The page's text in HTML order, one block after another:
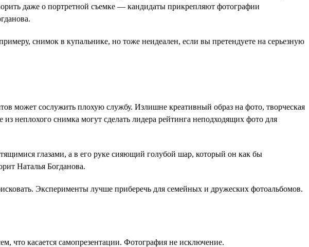
даже о портретной съемке — кандидаты прикрепляют фотографии
снимок в купальнике, но тоже неидеален, если вы претендуете на серьезную
может сослужить плохую службу. Излишне креативный образ на фото, творческая
неплохого снимка могут сделать лидера рейтинга неподходящих фото для
глазами, а в его руке сияющий голубой шар, который он как бы
Наталья Богданова.
Эксперименты лучше приберечь для семейных и дружеских фотоальбомов.
что касается самопрезентации. Фотография не исключение.